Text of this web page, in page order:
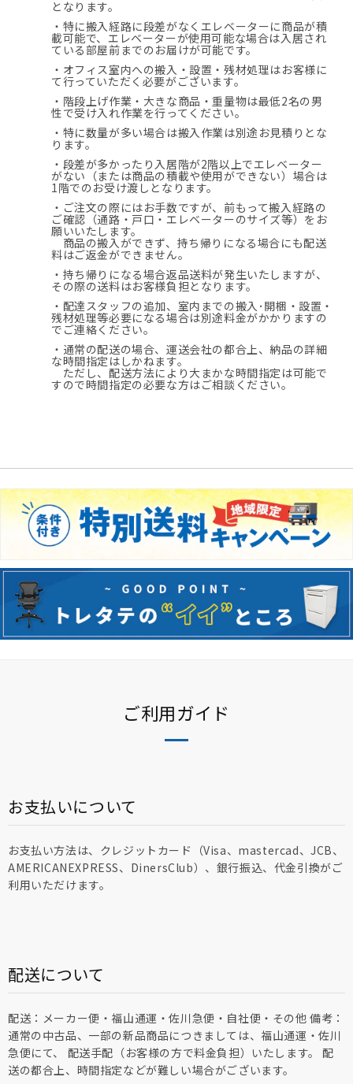
となります。
・特に搬入経路に段差がなくエレベーターに商品が積
載可能で、エレベーターが使用可能な場合は入居され
ている部屋前までのお届けが可能です。
・オフィス室内への搬入・設置・残材処理はお客様に
て行っていただく必要がございます。
・階段上げ作業・大きな商品・重量物は最低2名の男
性で受け入れ作業を行ってください。
・特に数量が多い場合は搬入作業は別途お見積りとな
ります。
・段差が多かったり入居階が2階以上でエレベーター
がない（または商品の積載や使用ができない）場合は
1階でのお受け渡しとなります。
・ご注文の際にはお手数ですが、前もって搬入経路の
ご確認（通路・戸口・エレベーターのサイズ等）をお
願いいたします。
商品の搬入ができず、持ち帰りになる場合にも配送
料はご返金ができません。
・持ち帰りになる場合返品送料が発生いたしますが、
その際の送料はお客様負担となります。
・配達スタッフの追加、室内までの搬入･開梱・設置・
残材処理等必要になる場合は別途料金がかかりますの
でご連絡ください。
・通常の配送の場合、運送会社の都合上、納品の詳細
な時間指定はしかねます。
ただし、配送方法により大まかな時間指定は可能で
すので時間指定の必要な方はご相談ください。
ご利用ガイド
お支払いについて
お支払い方法は、クレジットカード（Visa、mastercad、JCB、
AMERICANEXPRESS、DinersClub）、銀行振込、代金引換がご
利用いただけます。
配送について
配送：メーカー便・福山通運・佐川急便・自社便・その他 備考：
通常の中古品、一部の新品商品につきましては、福山通運・佐川
急便にて、 配送手配（お客様の方で料金負担）いたします。 配
送の都合上、時間指定などが難しい場合がございます。